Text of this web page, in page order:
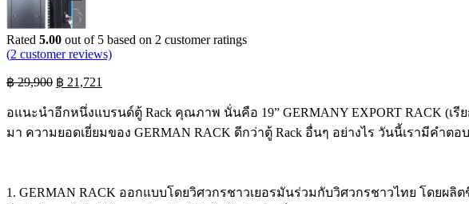
Rated 5.00 out of 5 based on 2 customer ratings
(2 customer reviews)
฿29,900 Original
was:
฿ 29,900.
฿ 21,721
is:
฿ 21,721.
อแนะนำอีกหนึ่งแบรนด์ตู้ Rack คุณภาพ นั่นคือ 19” GERMANY EXPORT RACK (
มา ความยอดเยี่ยมของ GERMAN RACK ดีกว่าตู้ Rack อื่นๆ อย่างไร วันนี้เรามีคำตอ
1. GERMAN RACK ออกแบบโดยวิศวกรชาวเยอรมันร่วมกับวิศวกรชาวไทย โดยผลิ